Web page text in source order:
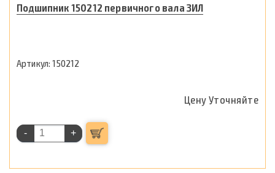
Подшипник 150212 первичного вала ЗИЛ
150212
Цену Уточняйте
- +